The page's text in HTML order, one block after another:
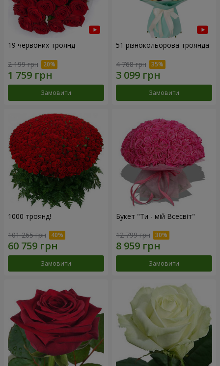
19 червоних троянд
2 199 грн
Замовити
51 різнокольорова троянда
4 768 грн
Замовити
1000 троянд!
101 265 грн
Замовити
Букет "Ти - мій Всесвіт"
12 799 грн
Замовити